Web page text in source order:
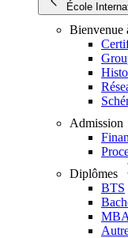
École
Bienvenue
Admission
Diplômes
BTS
MBA